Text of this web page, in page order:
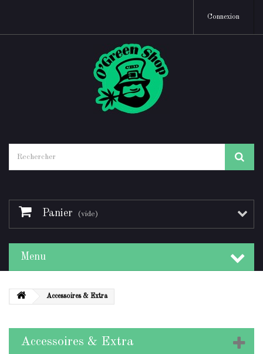
Connexion
Panier (vide)
Menu
Accessoires & Extra
Accessoires & Extra